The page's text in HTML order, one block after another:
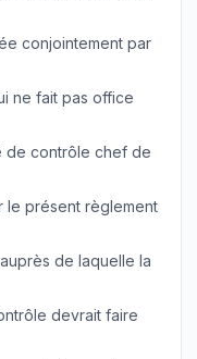
conjointement par
ne fait pas office
de contrôle chef de
le présent règlement
de laquelle la
devrait faire